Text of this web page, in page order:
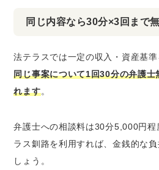
同じ内容なら30分×3回まで
法テラスでは一定の収入・資産基準
同じ事案について1回30分の弁護
れます。
弁護士への相談料は30分5,000円程
ラス釧路を利用すれば、金銭的な
しょう。